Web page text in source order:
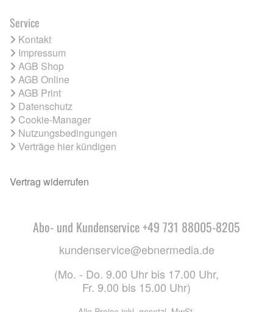
Service
Kontakt
Impressum
AGB Shop
AGB Online
AGB Print
Datenschutz
Cookie-Manager
Nutzungsbedingungen
Verträge hier kündigen
Vertrag widerrufen
Abo- und Kundenservice +49 731 88005-8205
kundenservice@ebnermedia.de
(Mo. - Do. 9.00 Uhr bis 17.00 Uhr,
Fr. 9.00 bis 15.00 Uhr)